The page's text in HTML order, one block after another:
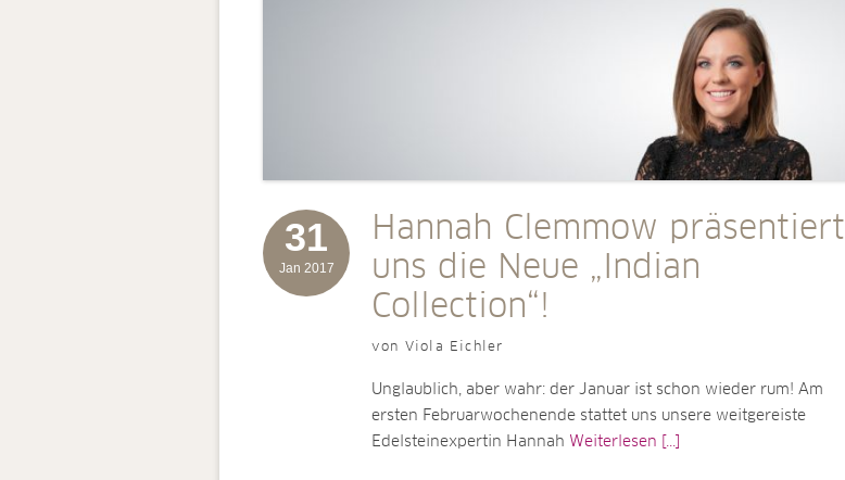
31
Jan 2017
Hannah Clemmow präsentiert
uns die Neue „Indian
Collection“!
von Viola Eichler
Unglaublich, aber wahr: der Januar ist schon wieder rum! Am
ersten Februarwochenende stattet uns unsere weitgereiste
Edelsteinexpertin Hannah Weiterlesen [...]